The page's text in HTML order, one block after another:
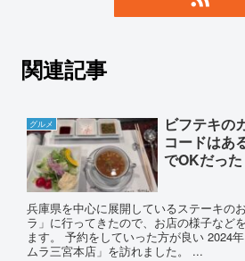
関連記事
グルメ
ビフテキの
コードはあ
でOKだった
兵庫県を中心に展開しているステーキの
ラ」に行ってきたので、お店の様子など
ます。 予約をしていった方が良い 2024
ムラ三宮本店」を訪れました。 ...